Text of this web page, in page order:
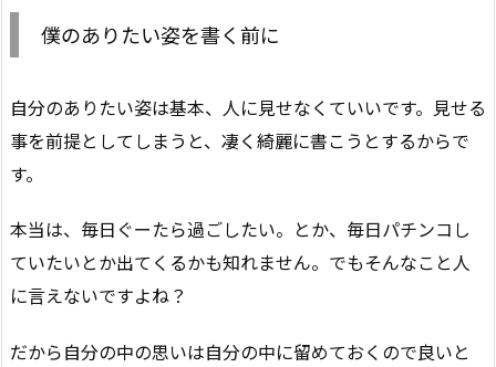
僕のありたい姿を書く前に
自分のありたい姿は基本、人に見せなくていいです。見せる
事を前提としてしまうと、凄く綺麗に書こうとするからで
す。
本当は、毎日ぐーたら過ごしたい。とか、毎日パチンコし
ていたいとか出てくるかも知れません。でもそんなこと人
に言えないですよね？
だから自分の中の思いは自分の中に留めておくので良いと